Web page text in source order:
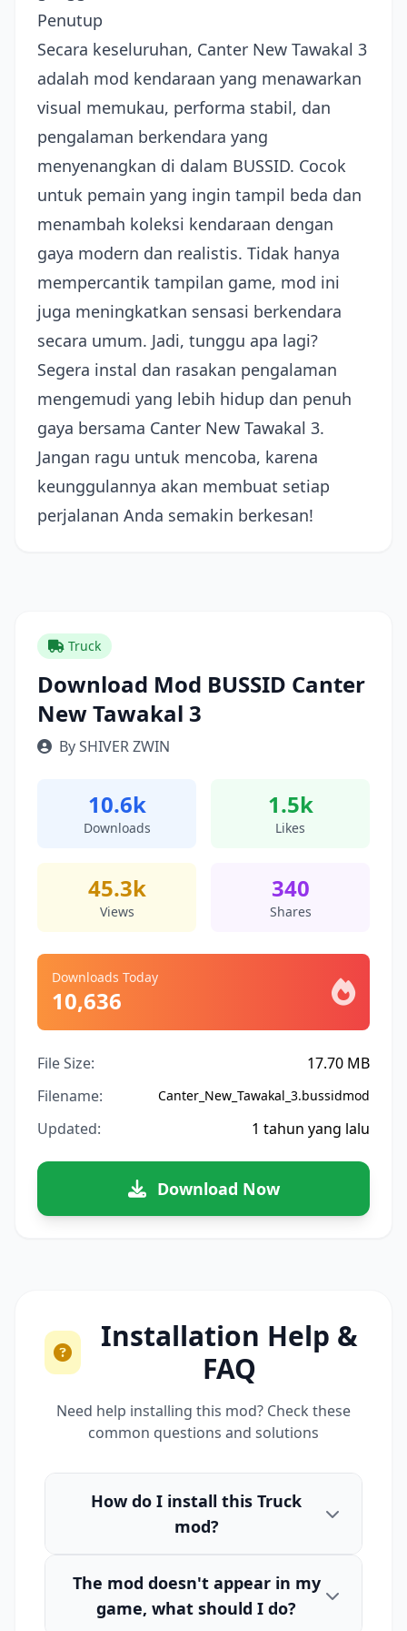
Penutup
Secara keseluruhan, Canter New Tawakal 3
adalah mod kendaraan yang menawarkan
visual memukau, performa stabil, dan
pengalaman berkendara yang
menyenangkan di dalam BUSSID. Cocok
untuk pemain yang ingin tampil beda dan
menambah koleksi kendaraan dengan
gaya modern dan realistis. Tidak hanya
mempercantik tampilan game, mod ini
juga meningkatkan sensasi berkendara
secara umum. Jadi, tunggu apa lagi?
Segera instal dan rasakan pengalaman
mengemudi yang lebih hidup dan penuh
gaya bersama Canter New Tawakal 3.
Jangan ragu untuk mencoba, karena
keunggulannya akan membuat setiap
perjalanan Anda semakin berkesan!
Truck
Download Mod BUSSID Canter
New Tawakal 3
By SHIVER ZWIN
10.6k
Downloads
1.5k
Likes
45.3k
Views
340
Shares
Downloads Today
10,636
File Size:
17.70 MB
Filename:
Canter_New_Tawakal_3.bussidmod
Updated: 1 tahun yang lalu
Download Now
Installation Help &
FAQ
Need help installing this mod? Check these
common questions and solutions
How do I install this Truck
mod?
The mod doesn't appear in my
game, what should I do?